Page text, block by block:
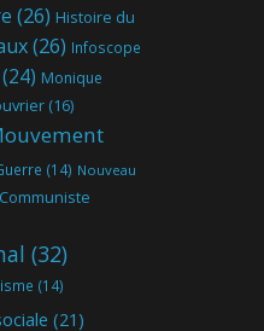
(26) Histoire du
(26) Infoscope
(24) Monique
(16)
(14) Nouveau
(32)
(14)
(21)